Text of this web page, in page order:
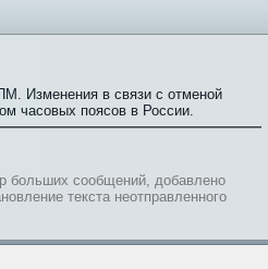
Изменения в связи с отменой
часовых поясов в России.
больших сообщений, добавлено
текста неотправленного